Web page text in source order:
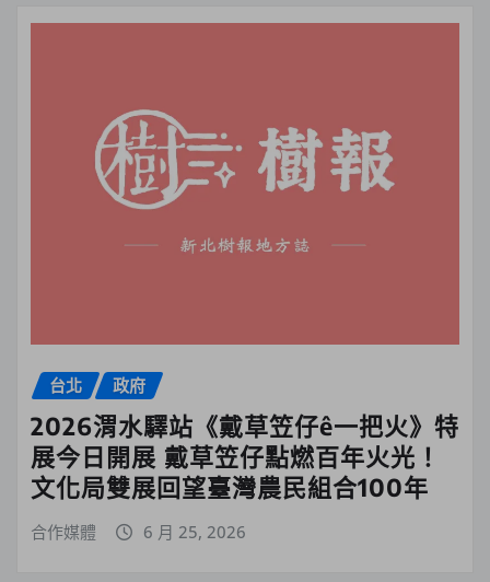
台北 政府
2026渭水驛站《戴草笠仔ê一把火》特
展今日開展 戴草笠仔點燃百年火光！
文化局雙展回望臺灣農民組合100年
合作媒體 6 月 25, 2026